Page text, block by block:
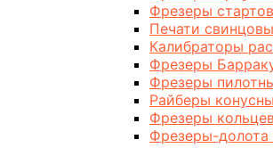
Фрезеры
Печати
Калибраторы
Фрезеры
Фрезеры
Райберы
Фрезеры
Фрезеры-долота